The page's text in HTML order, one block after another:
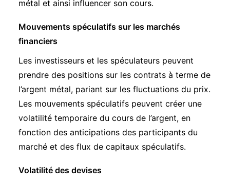
métal et ainsi influencer son cours.
Mouvements spéculatifs sur les marchés
financiers
Les investisseurs et les spéculateurs peuvent
prendre des positions sur les contrats à terme de
l’argent métal, pariant sur les fluctuations du prix.
Les mouvements spéculatifs peuvent créer une
volatilité temporaire du cours de l’argent, en
fonction des anticipations des participants du
marché et des flux de capitaux spéculatifs.
Volatilité des devises